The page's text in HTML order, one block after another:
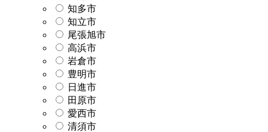
知多市
知立市
尾張旭市
高浜市
岩倉市
豊明市
日進市
田原市
愛西市
清須市